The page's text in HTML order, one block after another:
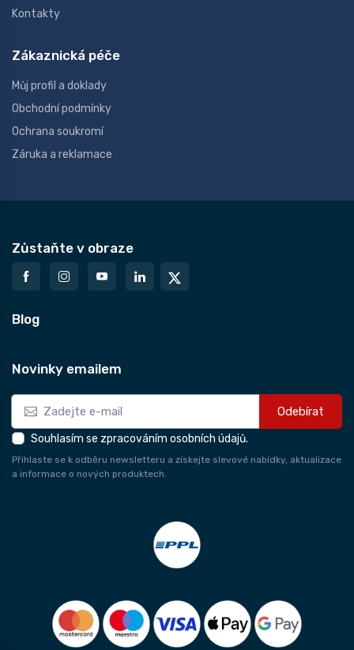
Kontakty
Zákaznická péče
Můj profil a doklady
Obchodní podmínky
Ochrana soukromí
Záruka a reklamace
Zůstaňte v obraze
Blog
Novinky emailem
Odebírat
Souhlasím se zpracováním osobních údajů.
Přihlaste se k odběru newsletteru a získejte slevové nabídky, aktualizace
a informace o nových produktech.